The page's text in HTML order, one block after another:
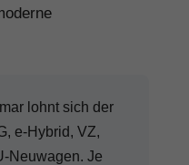
lohnt sich der
e-Hybrid, VZ,
Neuwagen. Je